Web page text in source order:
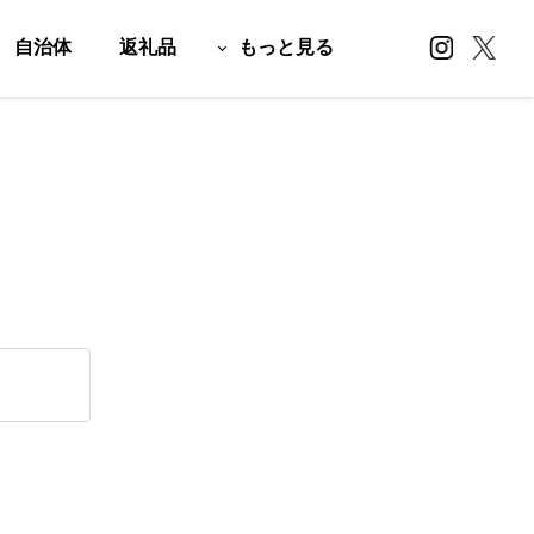
自治体 返礼品 もっと見る